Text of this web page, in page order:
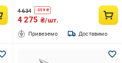
4 634 -359₴
4 275 ₴/шт.
Привеземо Доставимо